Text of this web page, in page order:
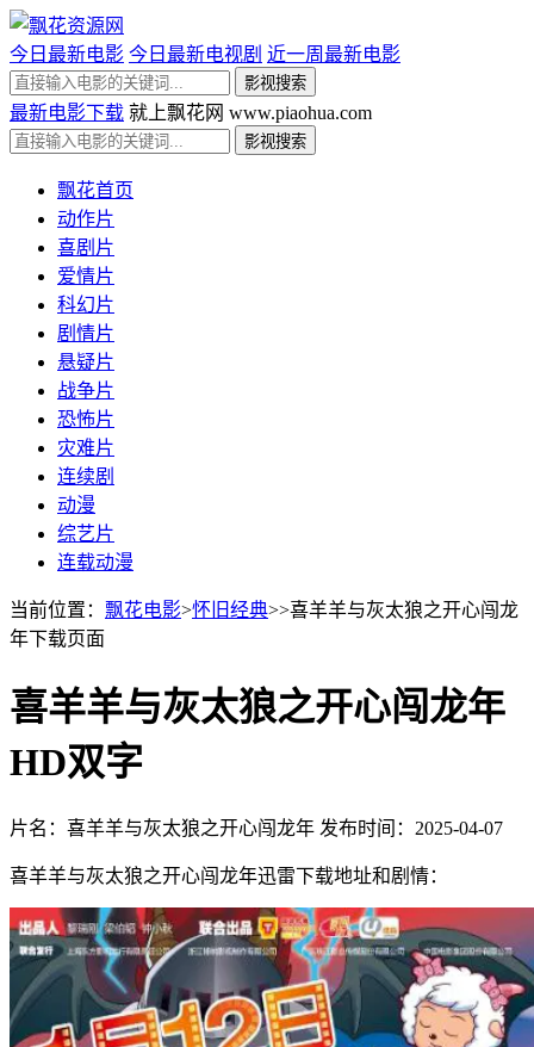
今日最新电影 今日最新电视剧 近一周最新电影
最新电影下载 就上飘花网 www.piaohua.com
飘花首页
动作片
喜剧片
爱情片
科幻片
剧情片
悬疑片
战争片
恐怖片
灾难片
连续剧
动漫
综艺片
连载动漫
当前位置： 飘花电影>怀旧经典>>喜羊羊与灰太狼之开心闯龙
年下载页面
喜羊羊与灰太狼之开心闯龙年
HD双字
片名：喜羊羊与灰太狼之开心闯龙年 发布时间：2025-04-07
喜羊羊与灰太狼之开心闯龙年迅雷下载地址和剧情：